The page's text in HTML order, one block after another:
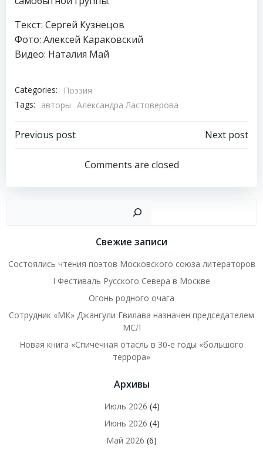
Текст: Сергей Кузнецов
Фото: Алексей Караковский
Видео: Наталия Май
Categories:
Поэзия
Tags:
авторы Александра Ластоверова
Навигация
записям
Previous post
Навигация
по
записям
Next post
Comments are closed
Свежие записи
Состоялись чтения поэтов Московского союза литераторов
I Фестиваль Русского Севера в Москве
Огонь родного очага
Сотрудник «МК» Джангули Гвилава назначен председателем
МСЛ
Новая книга «Спичечная отасль в 30-е годы «большого
террора»
Архивы
Июль 2026 (4)
Июнь 2026 (4)
Май 2026 (6)